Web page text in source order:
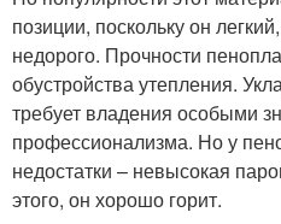
позиции, поскольку он
недорого. Прочности
обустройства утепления.
требует владения особыми
профессионализма. Но у
недостатки – невысокая
этого, он хорошо горит.